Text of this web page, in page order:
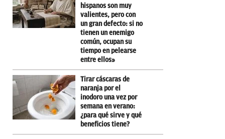
hispanos son muy
valientes, pero con
un gran defecto: si no
tienen un enemigo
común, ocupan su
tiempo en pelearse
entre ellos»
Tirar cáscaras de
naranja por el
inodoro una vez por
semana en verano:
¿para qué sirve y qué
beneficios tiene?